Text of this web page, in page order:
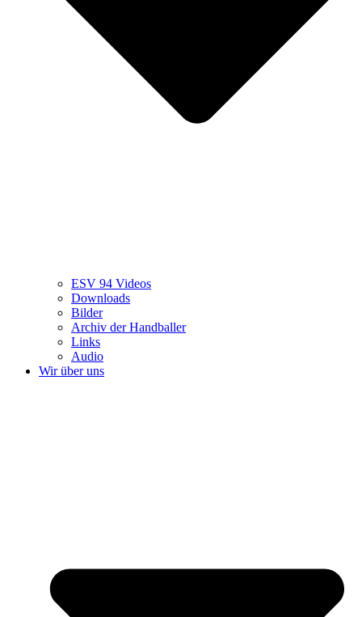
ESV 94 Videos
Downloads
Bilder
Archiv der Handballer
Links
Audio
Wir über uns